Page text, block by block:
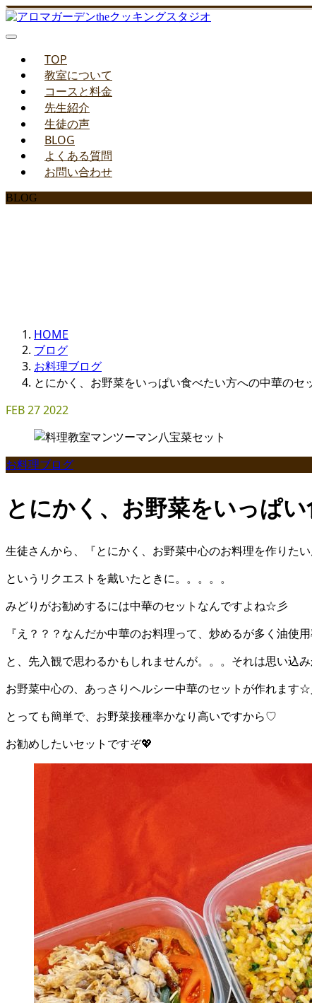
TOP
教室について
コースと料金
先生紹介
生徒の声
BLOG
よくある質問
お問い合わせ
BLOG
HOME
ブログ
お料理ブログ
とにかく、お野菜をいっぱい食べたい方への中華のセ
FEB272022
お料理ブログ
とにかく、お野菜をいっぱ
生徒さんから、『とにかく、お野菜中心のお料理を作りたい
というリクエストを戴いたときに。。。。。
みどりがお勧めするには中華のセットなんですよね☆彡
『え？？？なんだか中華のお料理って、炒めるが多く油使
と、先入観で思わるかもしれませんが。。。それは思い込
お野菜中心の、あっさりヘルシー中華のセットが作れます
とっても簡単で、お野菜接種率かなり高いですから♡
お勧めしたいセットですぞ💖